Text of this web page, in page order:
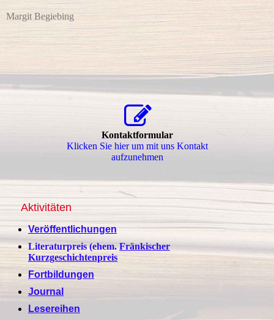
Margit Begiebing
Kontaktformular
Klicken Sie hier um mit uns Kontakt
aufzunehmen
Aktivitäten
Veröffentlichungen
Literaturpreis (ehem.Fränkischer
Kurzgeschichtenpreis
Fortbildungen
Journal
Lesereihen